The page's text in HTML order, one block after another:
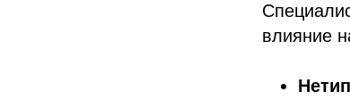
влияние